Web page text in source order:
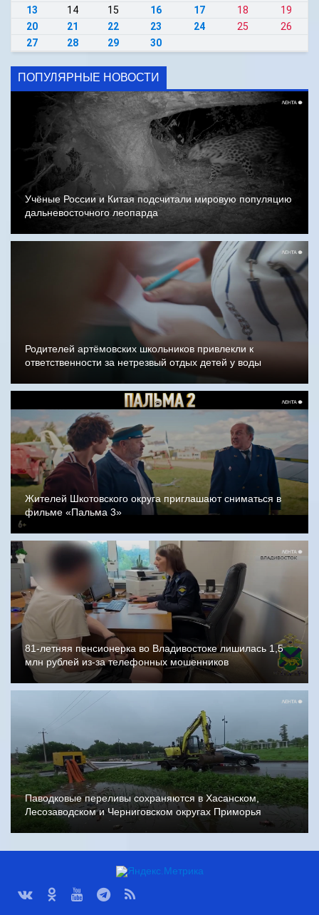
13
14 15 16 17 18
19
20
21 22 23 24 25
26
27
28 29 30
ПОПУЛЯРНЫЕ НОВОСТИ
Учёные России и Китая подсчитали мировую популяцию
дальневосточного леопарда
Родителей артёмовских школьников привлекли к
ответственности за нетрезвый отдых детей у воды
Жителей Шкотовского округа приглашают сниматься в
фильме «Пальма 3»
81-летняя пенсионерка во Владивостоке лишилась 1,5
млн рублей из-за телефонных мошенников
Паводковые переливы сохраняются в Хасанском,
Лесозаводском и Черниговском округах Приморья